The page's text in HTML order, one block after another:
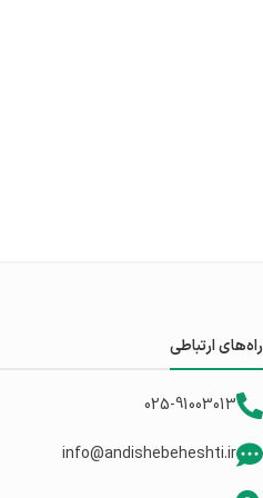
راه‌های ارتباطی
025-91003013
info@andishebeheshti.ir